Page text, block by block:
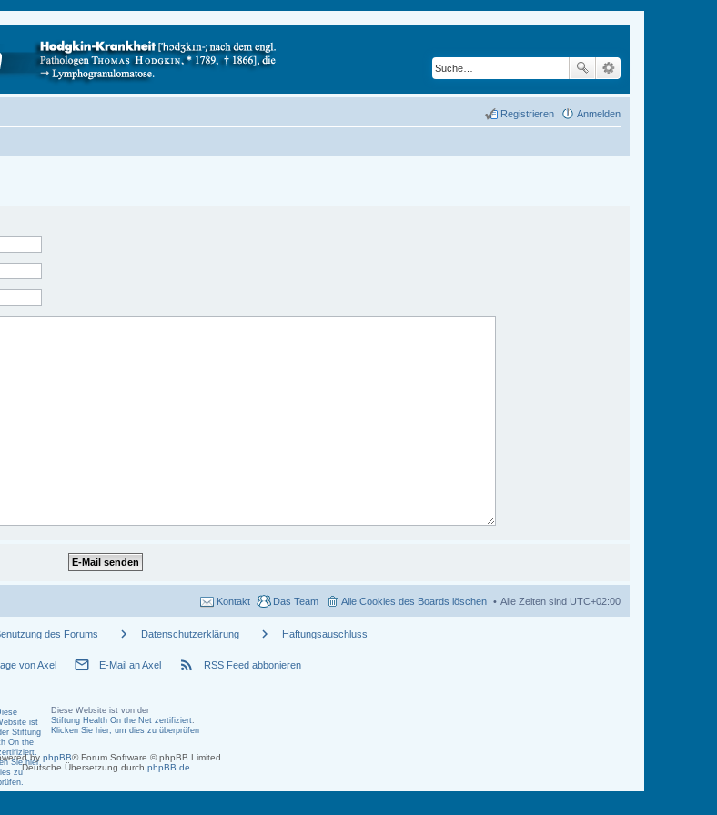
Anmelden
Registrieren
Alle Zeiten sind UTC+02:00
Alle Cookies des Boards löschen
Das Team
Kontakt
des Forums chevron_right Datenschutzerklärung chevron_right Haftungsauschluss
von Axel mail_outline E-Mail an Axel rss_feed RSS Feed abbonieren
Diese Website ist von der
Stiftung Health On the Net zertifiziert.
Klicken Sie hier, um dies zu überprüfen
by phpBB® Forum Software © phpBB Limited
Deutsche Übersetzung durch phpBB.de